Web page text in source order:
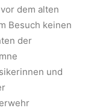
dem alten
Besuch keinen
der
und